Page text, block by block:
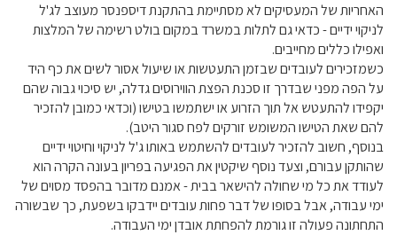
האחריות של המעסיקים לא מסתיימת בהתקנת דיספנסר מעוצב לג'ל
לניקוי ידיים - כדאי גם לתלות במשרד במקום בולט רשימה של המלצות
ואפילו כללים מחייבים.
כשמזכירים לעובדים שבזמן התעטשות או שיעול אסור לשים את כף היד
על הפה מפני שבדרך זו סכנת הפצת הווירוסים גדלה, יש סיכוי גבוה שהם
יקפידו להתעטש אל תוך הזרוע או ישתמשו בטישו (וכדאי כמובן להזכיר
להם שאת הטישו המשומש זורקים לפח סגור היטב).
בנוסף, חשוב להזכיר לעובדים להשתמש באותו ג'ל לניקוי וחיטוי ידיים
שהותקן עבורם, וצעד נוסף שיקטין את הפגיעה בפריון בעונה הקרה הוא
לעודד את כל מי שחולה להישאר בבית - אמנם מדובר בהפסד מסוים של
ימי עבודה, אבל בסופו של דבר פחות עובדים יידבקו בשפעת, כך שבשורה
התחתונה פעולה זו גורמת להפחתת אובדן ימי העבודה.